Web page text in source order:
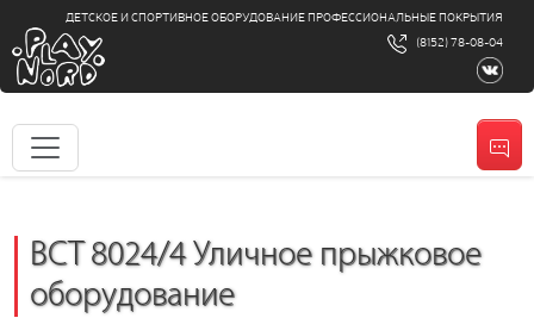
ДЕТСКОЕ И СПОРТИВНОЕ ОБОРУДОВАНИЕ ПРОФЕССИОНАЛЬНЫЕ ПОКРЫТИЯ
(8152) 78-08-04
ВСТ 8024/4 Уличное прыжковое
оборудование